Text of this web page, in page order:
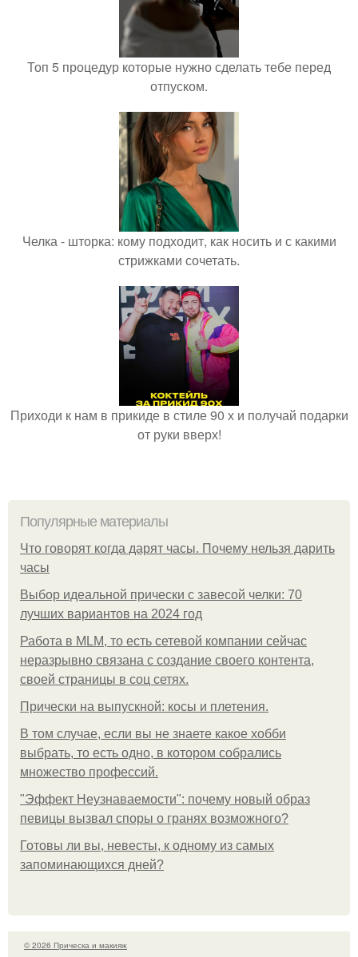
Топ 5 процедур которые нужно сделать тебе перед
отпуском.
Челка - шторка: кому подходит, как носить и с какими
стрижками сочетать.
Приходи к нам в прикиде в стиле 90 х и получай подарки
от руки вверх!
Популярные материалы
Что говорят когда дарят часы. Почему нельзя дарить
часы
Выбор идеальной прически с завесой челки: 70
лучших вариантов на 2024 год
Работа в MLM, то есть сетевой компании сейчас
неразрывно связана с создание своего контента,
своей страницы в соц сетях.
Прически на выпускной: косы и плетения.
В том случае, если вы не знаете какое хобби
выбрать, то есть одно, в котором собрались
множество профессий.
"Эффект Неузнаваемости": почему новый образ
певицы вызвал споры о гранях возможного?
Готовы ли вы, невесты, к одному из самых
запоминающихся дней?
© 2026 Прическа и макияж